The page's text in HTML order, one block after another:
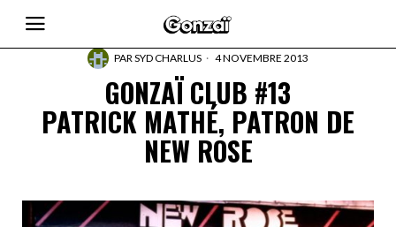
PARSYD CHARLUS 4 NOVEMBRE 2013
GONZAÏ CLUB #13
PATRICK MATHÉ, PATRON DE
NEW ROSE